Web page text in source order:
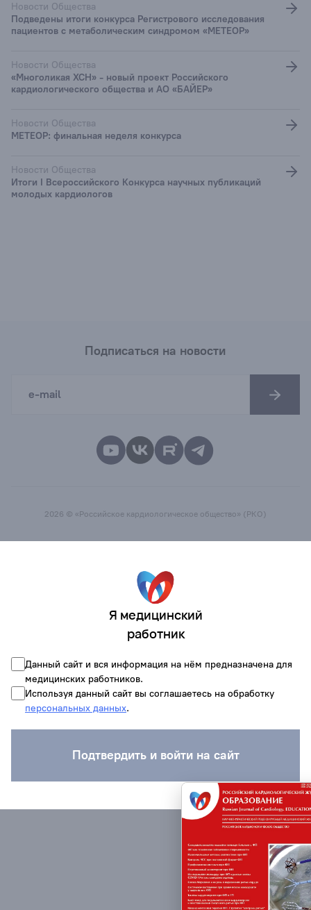
Новости Общества
Подведены итоги конкурса Регистрового исследования
пациентов с метаболическим синдромом «МЕТЕОР»
Новости Общества
«Многоликая ХСН» - новый проект Российского
кардиологического общества и АО «БАЙЕР»
Новости Общества
МЕТЕОР: финальная неделя конкурса
Новости Общества
Итоги I Всероссийского Конкурса научных публикаций
молодых кардиологов
Подписаться на новости
2026 © «Российское кардиологическое общество» (РКО)
Я медицинский
работник
Данный сайт и вся информация на нём предназначена для
медицинских работников.
Используя данный сайт вы соглашаетесь на обработку
персональных данных.
Подтвердить и войти на сайт